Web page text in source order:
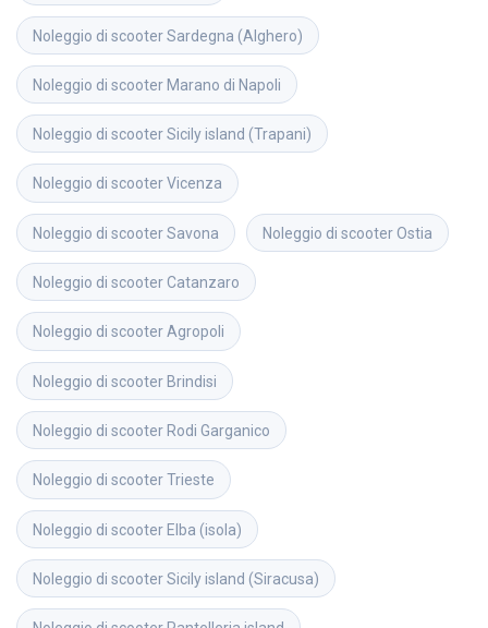
Noleggio di scooterSardegna (Alghero)
Noleggio di scooter Marano di Napoli
Noleggio di scooterSicily island (Trapani)
Noleggio di scooterVicenza
Noleggio di scooterSavona Noleggio di scooterOstia
Noleggio di scooterCatanzaro
Noleggio di scooterAgropoli
Noleggio di scooter Brindisi
Noleggio di scooter Rodi Garganico
Noleggio di scooterTrieste
Noleggio di scooterElba (isola)
Noleggio di scooterSicily island (Siracusa)